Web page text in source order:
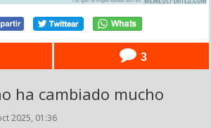
3
ha cambiado mucho
2025, 01:36